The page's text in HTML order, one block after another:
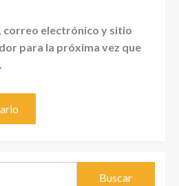
correo electrónico y sitio
para la próxima vez que